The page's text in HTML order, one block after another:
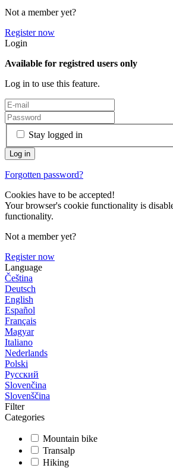
Not a member yet?
Register now
Login
Available for registred users only
Log in to use this feature.
Stay logged in
Forgotten password?
Cookies have to be accepted!
Your browser's cookie functionality is
functionality.
Not a member yet?
Register now
Language
Čeština
Deutsch
English
Español
Français
Magyar
Italiano
Nederlands
Polski
Русский
Slovenčina
Slovenščina
Filter
Categories
Mountain bike
Transalp
Hiking